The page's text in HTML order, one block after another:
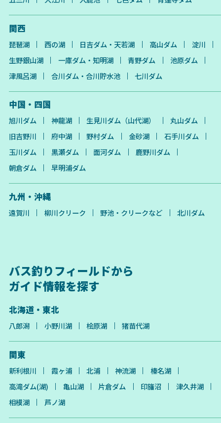
関西
琵琶湖 西の湖 日吉ダム・天若湖 高山ダム
淀川
生野銀山湖
一庫ダム・知明湖 青野ダム
池原ダム
津風呂湖
合川ダム・合川貯水池 七川ダム
中国・四国
旭川ダム 神龍湖 生見川ダム（山代湖）
丸山ダム
旧吉野川
府中湖 野村ダム 金砂湖
石手川ダム
玉川ダム
黒瀬ダム 面河ダム
鹿野川ダム
朝倉ダム
早明浦ダム
九州・沖縄
遠賀川 柳川クリーク 野池・クリークなど 北川ダム
バス釣りフィールドから
ガイド情報を探す
北海道・東北
八郎潟 小野川湖 桧原湖 猪苗代湖
関東
新利根川 霞ヶ浦 北浦 神流湖
榛名湖
高滝ダム(湖)
亀山湖 片倉ダム 印旛沼
津久井湖
相模湖
芦ノ湖